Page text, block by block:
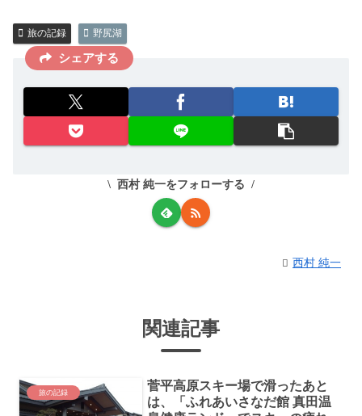
旅の記録 野尻湖
シェアする
西村 純一をフォローする
西村 純一
関連記事
旅の記録
菅平高原スキー場で滑ったあと
は、「ふれあいさなだ館 真田温